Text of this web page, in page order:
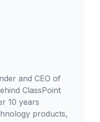
and CEO of
ClassPoint
10 years
products,